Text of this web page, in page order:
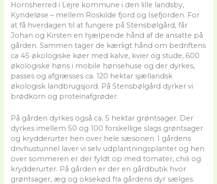
Hornsherred i Lejre kommune i den lille landsby,
Kyndeløse – mellem Roskilde fjord og Isefjorden. For
at få hverdagen til at fungere på Stensbølgård, får
Johan og Kirsten en hjælpende hånd af de ansatte på
gården. Sammen tager de kærligt hånd om bedriftens
ca 45 økologiske køer med kalve, kvier og stude, 600
økologiske høns i mobile hønsehuse og der dyrkes,
passes og afgræsses ca. 120 hektar sjællandsk
økologisk landbrugsjord. På Stensbølgård dyrker vi
brødkorn og proteinafgrøder.
På gården dyrkes også ca. 5 hektar grøntsager. Der
dyrkes imellem 50 og 100 forskellige slags grøntsager
og krydderurter hen over hele sæsonen. I gårdens
drivhustunnel laver vi selv udplantningsplanter og hen
over sommeren er der fyldt op med tomater, chili og
krydderurter. På gården er der en gårdbutik hvor
grøntsager, æg og oksekød fra gårdens dyr sælges.